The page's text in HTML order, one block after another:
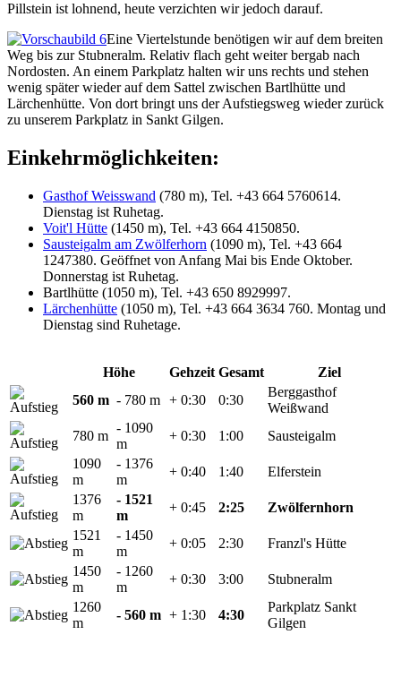
Pillstein ist lohnend, heute verzichten wir jedoch darauf.
Eine Viertelstunde benötigen wir auf dem breiten
Weg bis zur Stubneralm. Relativ flach geht weiter bergab nach
Nordosten. An einem Parkplatz halten wir uns rechts und stehen
wenig später wieder auf dem Sattel zwischen Bartlhütte und
Lärchenhütte. Von dort bringt uns der Aufstiegsweg wieder zurück
zu unserem Parkplatz in Sankt Gilgen.
Einkehrmöglichkeiten:
Gasthof Weisswand (780 m), Tel. +43 664 5760614.
Dienstag ist Ruhetag.
Voit'l Hütte (1450 m), Tel. +43 664 4150850.
Sausteigalm am Zwölferhorn (1090 m), Tel. +43 664
1247380. Geöffnet von Anfang Mai bis Ende Oktober.
Donnerstag ist Ruhetag.
Bartlhütte (1050 m), Tel. +43 650 8929997.
Lärchenhütte (1050 m), Tel. +43 664 3634 760. Montag und
Dienstag sind Ruhetage.
Höhe Gehzeit Gesamt
Ziel
560 m - 780 m + 0:30 0:30
Berggasthof
Weißwand
780 m
- 1090
m
+ 0:30 1:00
Sausteigalm
1090
m
- 1376
m
+ 0:40 1:40
Elferstein
1376
m
- 1521
m
+ 0:45 2:25
Zwölfernhorn
1521
m
- 1450
m
+ 0:05 2:30
Franzl's Hütte
1450
m
- 1260
m
+ 0:30 3:00
Stubneralm
1260
m
- 560 m + 1:30 4:30
Parkplatz Sankt
Gilgen